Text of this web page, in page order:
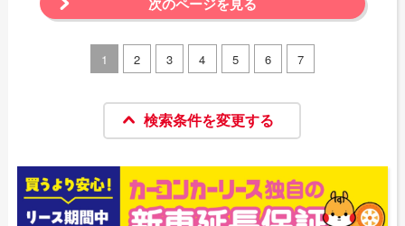
1 2 3 4 5 6 7
検索条件を変更する